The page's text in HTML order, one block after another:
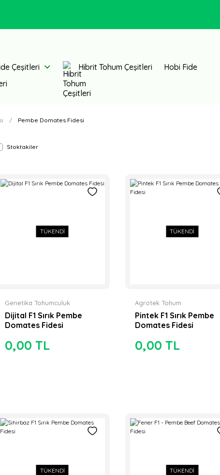
Çeşitleri Hibrit Tohum Çeşitleri Hobi Fide
Pembe Domates Fidesi
Stoktakiler
TÜKENDİ
Genetika Tohumculuk
Dijital F1 Sırık Pembe
Domates Fidesi
0,00 TL
TÜKENDİ
Agrotek Tohum
Pintek F1 Sırık Pembe
Domates Fidesi
0,00 TL
TÜKENDİ TÜKENDİ